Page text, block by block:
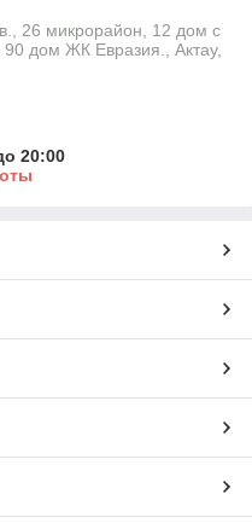
26 микрорайон, 12 дом с
90 дом ЖК Евразия., Актау,
20:00